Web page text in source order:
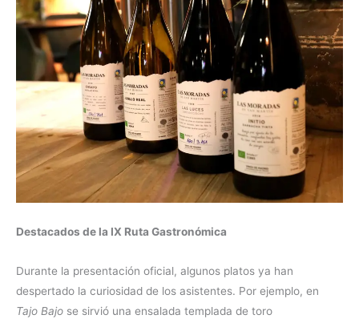
Destacados de la IX Ruta Gastronómica
Durante la presentación oficial, algunos platos ya han
despertado la curiosidad de los asistentes. Por ejemplo, en
Tajo Bajo se sirvió una ensalada templada de toro